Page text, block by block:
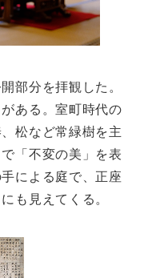
部分を拝観した。
ある。室町時代の
松など常緑樹を主
「不変の美」を表
による庭で、正座
も見えてくる。